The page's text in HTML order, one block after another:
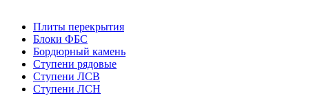
Плиты перекрытия
Блоки ФБС
Бордюрный камень
Ступени рядовые
Ступени ЛСВ
Ступени ЛСН